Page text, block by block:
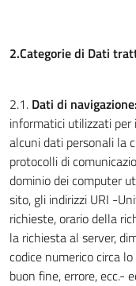
2.Categorie di Dati
2.1. Dati di navigazione:
informatici utilizzati
alcuni dati personali la
protocolli di
dominio dei computer
sito, gli indirizzi URI -
richieste, orario della
la richiesta al server,
codice numerico circa
buon fine, errore, ecc.-